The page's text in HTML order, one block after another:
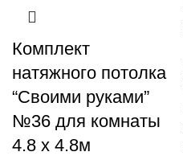
Комплект
натяжного потолка
“Своими руками”
№36 для комнаты
4.8 х 4.8м